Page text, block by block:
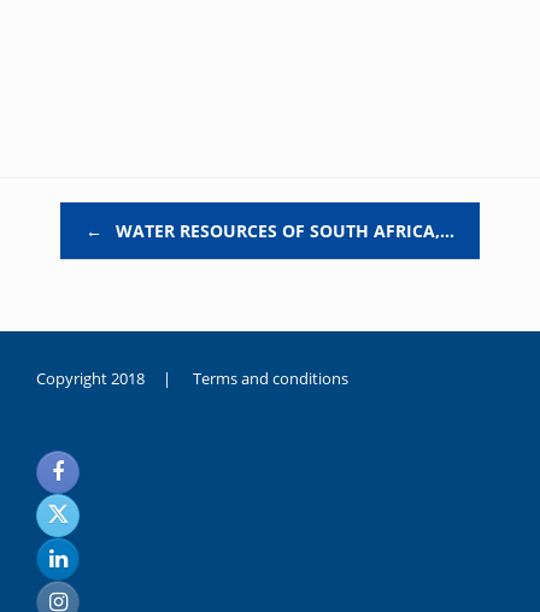
← WATER RESOURCES OF SOUTH AFRICA,…
Copyright 2018 | Terms and conditions
noksanlık
yaşayan
genç
kız
sikiş
sadece
ablasıyla
vakit